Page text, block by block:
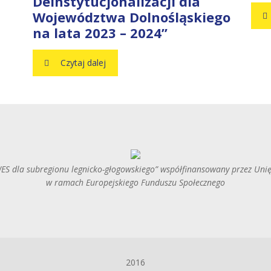
Województwa Dolnośląskiego
na lata 2023 – 2024”
Czytaj dalej
dla subregionu legnicko-głogowskiego” współfinansowany przez
w ramach Europejskiego Funduszu Społecznego
2016